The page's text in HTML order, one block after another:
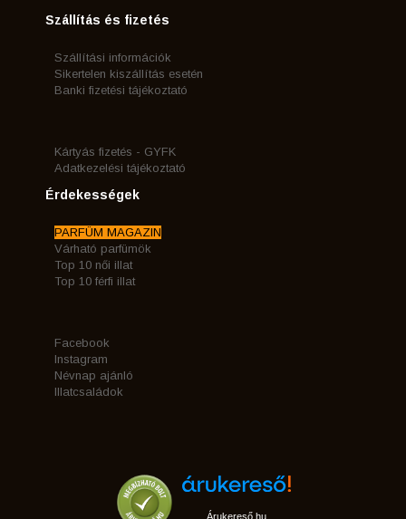
Szállítás és fizetés
Szállítási információk
Sikertelen kiszállítás esetén
Banki fizetési tájékoztató
Kártyás fizetés - GYFK
Adatkezelési tájékoztató
Érdekességek
PARFÜM MAGAZIN
Várható parfümök
Top 10 női illat
Top 10 férfi illat
Facebook
Instagram
Névnap ajánló
Illatcsaládok
Árukereső.hu